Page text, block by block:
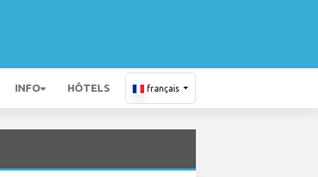
INFO HÔTELS français